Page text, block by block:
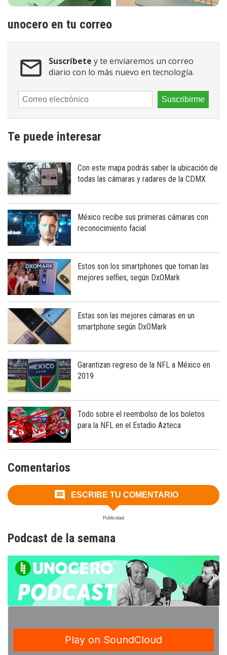
unocero en tu correo
Suscríbete y te enviaremos un correo
diario con lo más nuevo en tecnología.
Te puede interesar
Con este mapa podrás saber la ubicación de
todas las cámaras y radares de la CDMX
México recibe sus primeras cámaras con
reconocimiento facial
Estos son los smartphones que toman las
mejores selfies, según DxOMark
Estas son las mejores cámaras en un
smartphone según DxOMark
Garantizan regreso de la NFL a México en
2019
Todo sobre el reembolso de los boletos
para la NFL en el Estadio Azteca
Comentarios
ESCRIBE TU COMENTARIO
Podcast de la semana